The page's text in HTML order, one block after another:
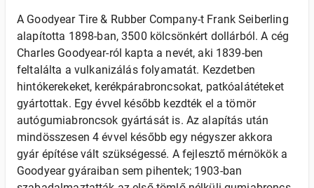
A Goodyear Tire & Rubber Company-t Frank Seiberling
alapította 1898-ban, 3500 kölcsönkért dollárból. A cég
Charles Goodyear-ról kapta a nevét, aki 1839-ben
feltalálta a vulkanizálás folyamatát. Kezdetben
hintókerekeket, kerékpárabroncsokat, patkóalátéteket
gyártottak. Egy évvel később kezdték el a tömör
autógumiabroncsok gyártását is. Az alapítás után
mindösszesen 4 évvel később egy négyszer akkora
gyár építése vált szükségessé. A fejlesztő mérnökök a
Goodyear gyáraiban sem pihentek; 1903-ban